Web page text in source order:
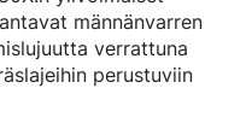
VAATIMUKSET
TANGOSTA
PUTKESTA
PUTKET
CENTER
SEURANTAVOIMAA
Svenska
männänvarren
verrattuna
perustuviin